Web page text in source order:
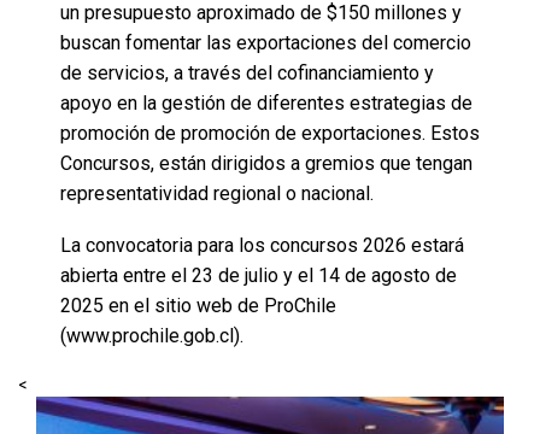
un presupuesto aproximado de $150 millones y
buscan fomentar las exportaciones del comercio
de servicios, a través del cofinanciamiento y
apoyo en la gestión de diferentes estrategias de
promoción de promoción de exportaciones. Estos
Concursos, están dirigidos a gremios que tengan
representatividad regional o nacional.
La convocatoria para los concursos 2026 estará
abierta entre el 23 de julio y el 14 de agosto de
2025 en el sitio web de ProChile
(www.prochile.gob.cl).
<